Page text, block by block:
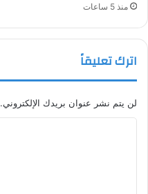
منذ 5 ساعات
اترك تعليقاً
لن يتم نشر عنوان بريدك الإلكتروني.